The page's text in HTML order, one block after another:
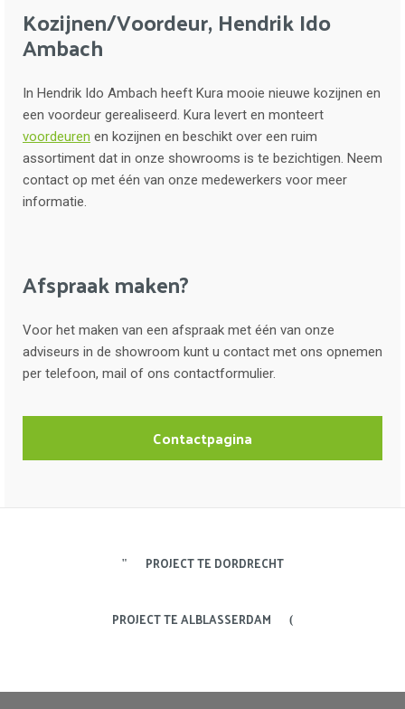
Kozijnen/Voordeur, Hendrik Ido
Ambach
In Hendrik Ido Ambach heeft Kura mooie nieuwe kozijnen en
een voordeur gerealiseerd. Kura levert en monteert
voordeuren en kozijnen en beschikt over een ruim
assortiment dat in onze showrooms is te bezichtigen. Neem
contact op met één van onze medewerkers voor meer
informatie.
Afspraak maken?
Voor het maken van een afspraak met één van onze
adviseurs in de showroom kunt u contact met ons opnemen
per telefoon, mail of ons contactformulier.
Contactpagina
PROJECT TE DORDRECHT
PROJECT TE ALBLASSERDAM